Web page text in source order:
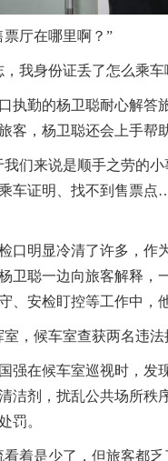
厅在哪里啊？”
我身份证丢了怎么乘车
勤的杨卫聪耐心解答
客，杨卫聪还会上手帮助
来说是顺手之劳的小
车证明、找不到售票
明显冷清了许多，作为
卫聪一边向旅客解释，
、安检盯控等工作中，
，候车室查获两名违
在候车室巡视时，发
洁剂，扰乱公共场所秩
罚。
是少了，但旅客都乏